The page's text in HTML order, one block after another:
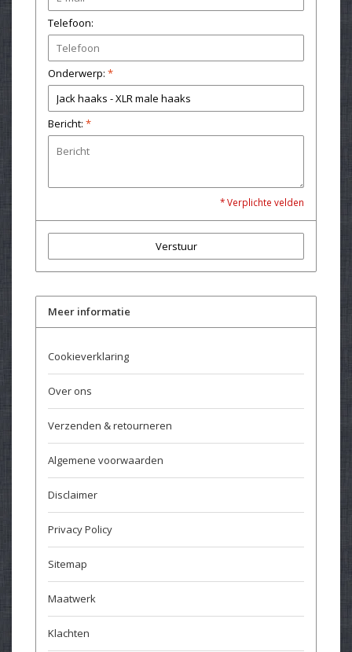
Telefoon:
Onderwerp: *
Bericht: *
* Verplichte velden
Verstuur
Meer informatie
Cookieverklaring
Over ons
Verzenden & retourneren
Algemene voorwaarden
Disclaimer
Privacy Policy
Sitemap
Maatwerk
Klachten